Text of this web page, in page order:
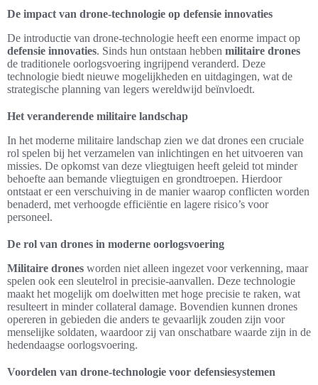
De impact van drone-technologie op defensie innovaties
De introductie van drone-technologie heeft een enorme impact op
defensie innovaties. Sinds hun ontstaan hebben militaire drones
de traditionele oorlogsvoering ingrijpend veranderd. Deze
technologie biedt nieuwe mogelijkheden en uitdagingen, wat de
strategische planning van legers wereldwijd beïnvloedt.
Het veranderende militaire landschap
In het moderne militaire landschap zien we dat drones een cruciale
rol spelen bij het verzamelen van inlichtingen en het uitvoeren van
missies. De opkomst van deze vliegtuigen heeft geleid tot minder
behoefte aan bemande vliegtuigen en grondtroepen. Hierdoor
ontstaat er een verschuiving in de manier waarop conflicten worden
benaderd, met verhoogde efficiëntie en lagere risico’s voor
personeel.
De rol van drones in moderne oorlogsvoering
Militaire drones worden niet alleen ingezet voor verkenning, maar
spelen ook een sleutelrol in precisie-aanvallen. Deze technologie
maakt het mogelijk om doelwitten met hoge precisie te raken, wat
resulteert in minder collateral damage. Bovendien kunnen drones
opereren in gebieden die anders te gevaarlijk zouden zijn voor
menselijke soldaten, waardoor zij van onschatbare waarde zijn in de
hedendaagse oorlogsvoering.
Voordelen van drone-technologie voor defensiesystemen